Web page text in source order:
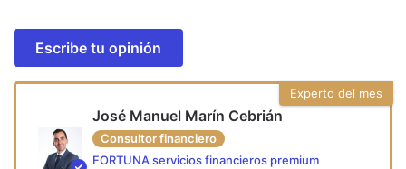
Escribe tu opinión
Experto del mes
José Manuel Marín Cebrián
Consultor financiero
FORTUNA servicios financieros premium